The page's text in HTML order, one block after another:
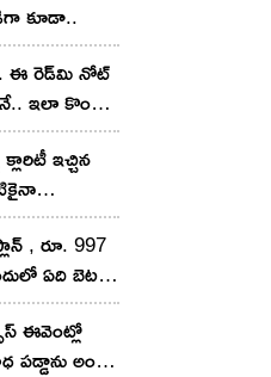
కూడా..
ఈ రెడ్‌మి నోట్
ఇలా కొంటే
ఇచ్చిన
, రూ. 997
ఏది బెటర్?
ఒకటేనా?
ఈవెంట్లో
పడ్డాను అంటూ